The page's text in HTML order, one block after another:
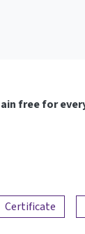
free for
Certificate